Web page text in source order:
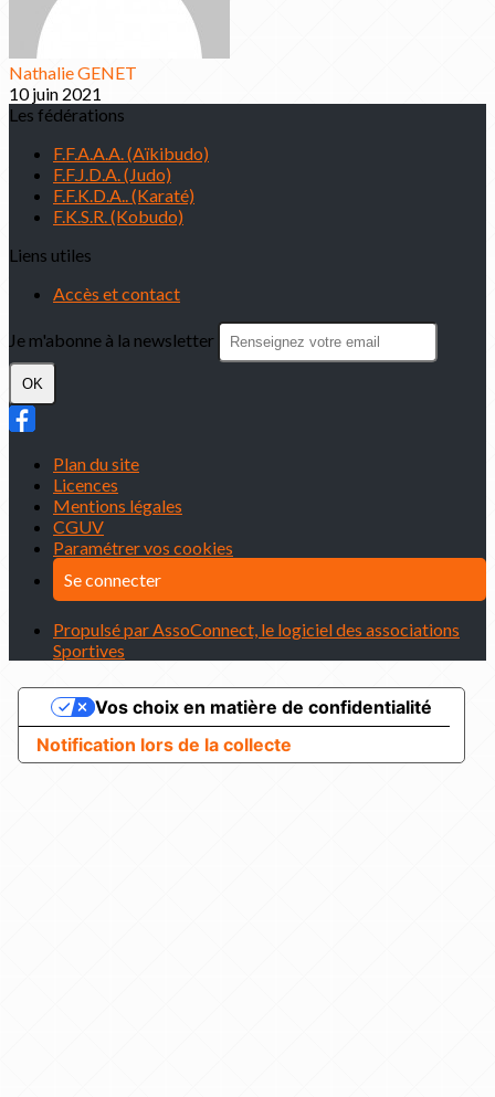
Nathalie GENET
10 juin 2021
Les fédérations
F.F.A.A.A. (Aïkibudo)
F.F.J.D.A. (Judo)
F.F.K.D.A.. (Karaté)
F.K.S.R. (Kobudo)
Liens utiles
Accès et contact
Je m'abonne à la newsletter
OK
Plan du site
Licences
Mentions légales
CGUV
Paramétrer vos cookies
Se connecter
Propulsé par AssoConnect, le logiciel des associations
Sportives
Notification lors de la collecte
Vos choix en matière de confidentialité